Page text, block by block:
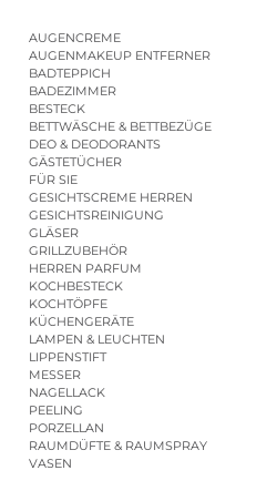
AUGENCREME
AUGENMAKEUP ENTFERNER
BADTEPPICH
BADEZIMMER
BESTECK
BETTWÄSCHE & BETTBEZÜGE
DEO & DEODORANTS
GÄSTETÜCHER
FÜR SIE
GESICHTSCREME HERREN
GESICHTSREINIGUNG
GLÄSER
GRILLZUBEHÖR
HERREN PARFUM
KOCHBESTECK
KOCHTÖPFE
KÜCHENGERÄTE
LAMPEN & LEUCHTEN
LIPPENSTIFT
MESSER
NAGELLACK
PEELING
PORZELLAN
RAUMDÜFTE & RAUMSPRAY
VASEN